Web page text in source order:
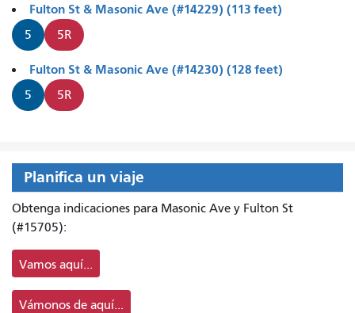
Fulton St & Masonic Ave (#14229) (113 feet)
5 5R
Fulton St & Masonic Ave (#14230) (128 feet)
5 5R
Planifica un viaje
Obtenga indicaciones para Masonic Ave y Fulton St
(#15705):
Vamos aquí...
Vámonos de aquí...